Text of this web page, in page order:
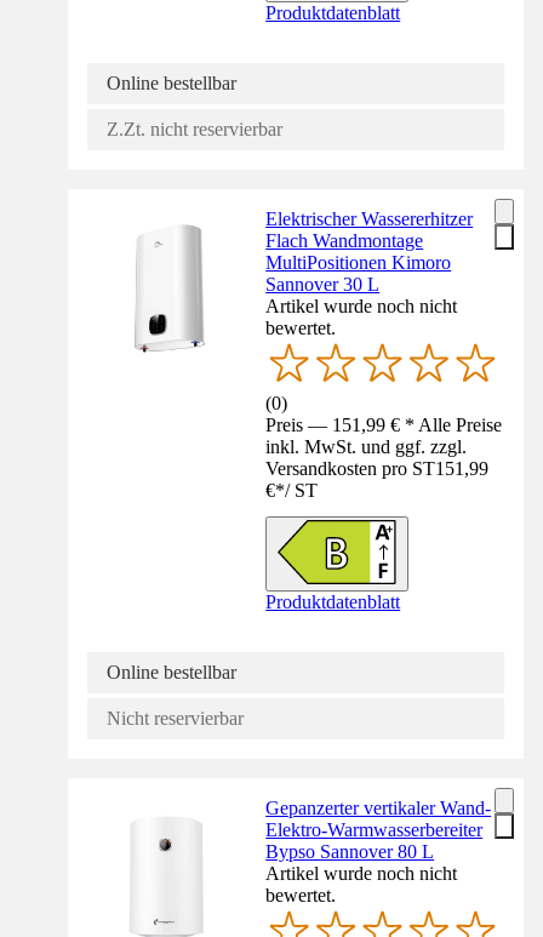
Produktdatenblatt
Online bestellbar
Z.Zt. nicht reservierbar
Elektrischer Wassererhitzer
Flach Wandmontage
MultiPositionen Kimoro
Sannover 30 L
Artikel wurde noch nicht
bewertet.
(0)
Preis — 151,99 € * Alle Preise
inkl. MwSt. und ggf. zzgl.
Versandkosten pro ST151,99
€*/ ST
Produktdatenblatt
Online bestellbar
Nicht reservierbar
Gepanzerter vertikaler Wand-
Elektro-Warmwasserbereiter
Bypso Sannover 80 L
Artikel wurde noch nicht
bewertet.